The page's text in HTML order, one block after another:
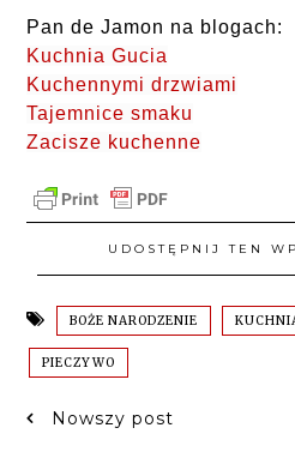
Pan de Jamon na blogach:
Kuchnia Gucia
Kuchennymi drzwiami
Tajemnice smaku
Zacisze kuchenne
UDOSTĘPNIJ TEN
BOŻE NARODZENIE
PIECZYWO
Nowszy post